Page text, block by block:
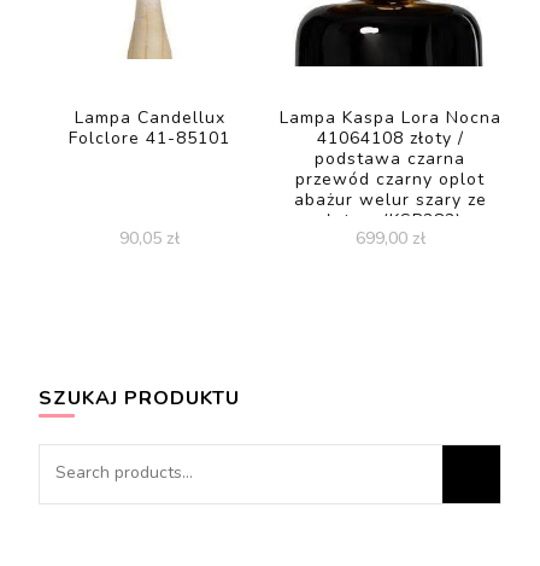
Lampa Candellux
Folclore 41-85101
90,05 zł
Lampa Kaspa Lora Nocna
41064108 złoty /
podstawa czarna
przewód czarny oplot
abażur welur szary ze
złotem (KSP282)
699,00 zł
SZUKAJ PRODUKTU
Search